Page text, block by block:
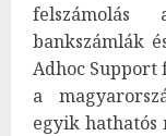
bankszámlák
Adhoc Support
a
egyik